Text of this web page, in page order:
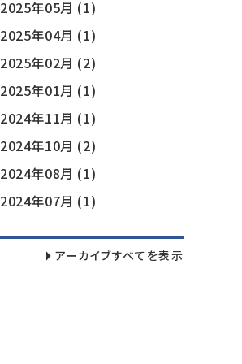
2025年05月 (1)
2025年04月 (1)
2025年02月 (2)
2025年01月 (1)
2024年11月 (1)
2024年10月 (2)
2024年08月 (1)
2024年07月 (1)
アーカイブすべてを表示